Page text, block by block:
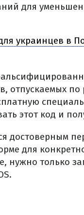
для
украинцев в
отпускаемых
этот код и
достоверным
для
нужно только